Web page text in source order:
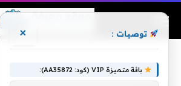
توصيات : ×
باقة متميزة VIP (كود: AA35872):